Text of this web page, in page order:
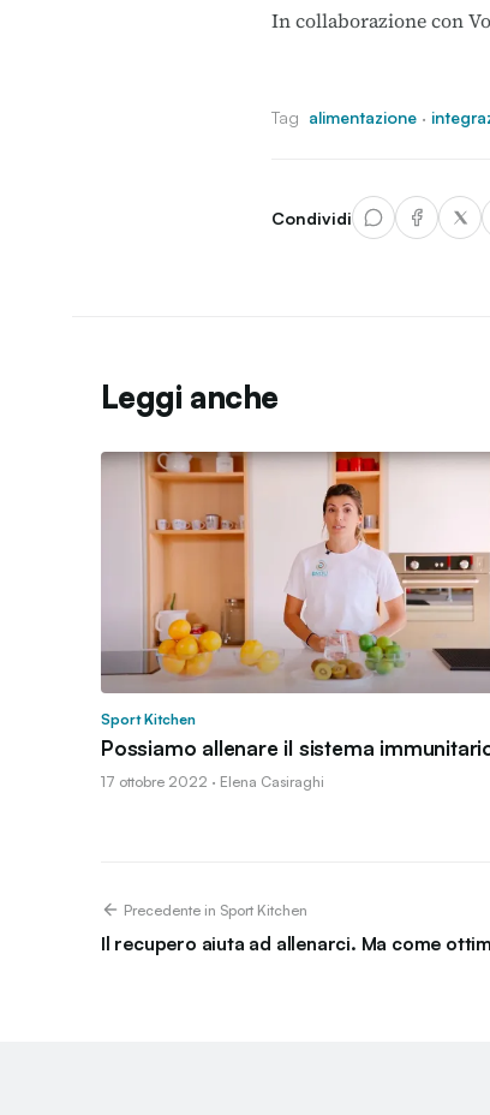
In collaborazione con
Tag alimentazione ·
Condividi
Leggi anche
Sport Kitchen
Possiamo allenare il sistema
17 ottobre 2022 · Elena Casiraghi
Precedente in Sport Kitchen
Il recupero aiuta ad allenarci. Ma come